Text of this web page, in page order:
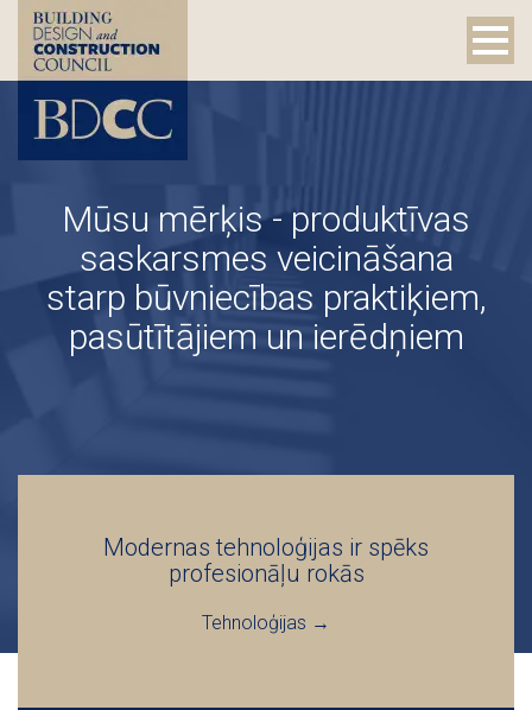
Mūsu mērķis - produktīvas
saskarsmes veicināšana
starp būvniecības praktiķiem,
pasūtītājiem un ierēdņiem
Modernas tehnoloģijas ir spēks
profesionāļu rokās
Tehnoloģijas →